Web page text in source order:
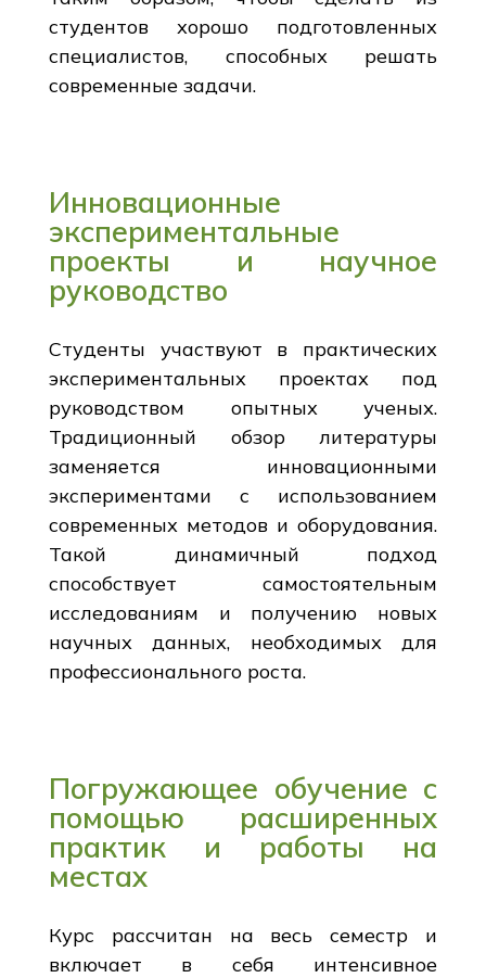
студентов хорошо подготовленных
специалистов, способных решать
современные задачи.
Инновационные
экспериментальные
проекты и научное
руководство
Студенты участвуют в практических
экспериментальных проектах под
руководством опытных ученых.
Традиционный обзор литературы
заменяется инновационными
экспериментами с использованием
современных методов и оборудования.
Такой динамичный подход
способствует самостоятельным
исследованиям и получению новых
научных данных, необходимых для
профессионального роста.
Погружающее обучение с
помощью расширенных
практик и работы на
местах
Курс рассчитан на весь семестр и
включает в себя интенсивное